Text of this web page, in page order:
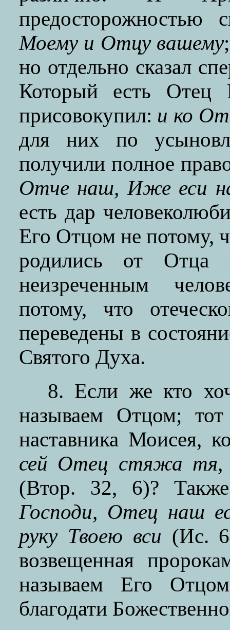
предосторожностью
Моему и Отцу вашему
но отдельно сказал
Который есть Отец
присовокупил: и ко
для них по
получили полное
Отче наш, Иже еси на
есть дар
Его Отцом не потому,
родились от Отца
неизреченным
потому, что
переведены в
Святого Духа.
8. Если же кто
называем Отцом;
наставника Моисея,
сей Отец стяжа тя,
(Втор. 32, 6)?
Господи, Отец наш
руку Твоею вси (Ис.
возвещенная
называем Его
благодати